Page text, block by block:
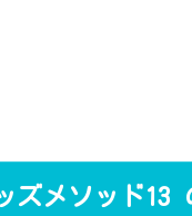
ズメソッド13